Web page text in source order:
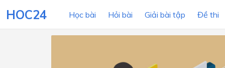
HOC24 Học bài Hỏi bài Giải bài tập Đề thi